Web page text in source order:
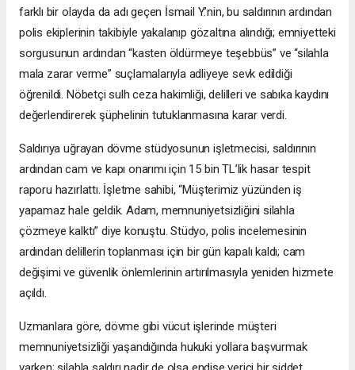
farklı bir olayda da adı geçen İsmail Y.’nin, bu saldırının ardından
polis ekiplerinin takibiyle yakalanıp gözaltına alındığı; emniyetteki
sorgusunun ardından “kasten öldürmeye teşebbüs” ve “silahla
mala zarar verme” suçlamalarıyla adliyeye sevk edildiği
öğrenildi. Nöbetçi sulh ceza hakimliği, delilleri ve sabıka kaydını
değerlendirerek şüphelinin tutuklanmasına karar verdi.
Saldırıya uğrayan dövme stüdyosunun işletmecisi, saldırının
ardından cam ve kapı onarımı için 15 bin TL’lik hasar tespit
raporu hazırlattı. İşletme sahibi, “Müşterimiz yüzünden iş
yapamaz hale geldik. Adam, memnuniyetsizliğini silahla
çözmeye kalktı” diye konuştu. Stüdyo, polis incelemesinin
ardından delillerin toplanması için bir gün kapalı kaldı; cam
değişimi ve güvenlik önlemlerinin artırılmasıyla yeniden hizmete
açıldı.
Uzmanlara göre, dövme gibi vücut işlerinde müşteri
memnuniyetsizliği yaşandığında hukuki yollara başvurmak